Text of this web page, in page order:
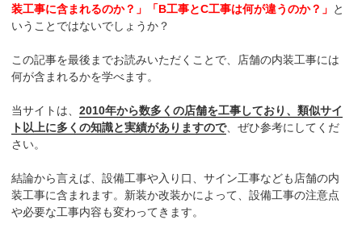
装工事に含まれるのか？」「B工事とC工事は何が違うのか？」 と
いうことではないでしょうか？
この記事を最後までお読みいただくことで、店舗の内装工事には
何が含まれるかを学べます。
当サイトは、2010年から数多くの店舗を工事しており、類似サイ
ト以上に多くの知識と実績がありますので、ぜひ参考にしてくだ
さい。
結論から言えば、設備工事や入り口、サイン工事なども店舗の内
装工事に含まれます。新装か改装かによって、設備工事の注意点
や必要な工事内容も変わってきます。